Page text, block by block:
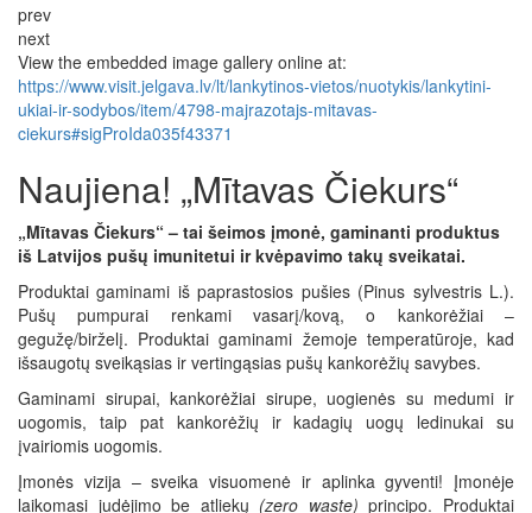
prev
next
View the embedded image gallery online at:
https://www.visit.jelgava.lv/lt/lankytinos-vietos/nuotykis/lankytini-
ukiai-ir-sodybos/item/4798-majrazotajs-mitavas-
ciekurs#sigProIda035f43371
Naujiena! „Mītavas Čiekurs“
„Mītavas Čiekurs“ – tai šeimos įmonė, gaminanti produktus
iš Latvijos pušų imunitetui ir kvėpavimo takų sveikatai.
Produktai gaminami iš paprastosios pušies (Pinus sylvestris L.).
Pušų pumpurai renkami vasarį/kovą, o kankorėžiai –
gegužę/birželį. Produktai gaminami žemoje temperatūroje, kad
išsaugotų sveikąsias ir vertingąsias pušų kankorėžių savybes.
Gaminami sirupai, kankorėžiai sirupe, uogienės su medumi ir
uogomis, taip pat kankorėžių ir kadagių uogų ledinukai su
įvairiomis uogomis.
Įmonės vizija – sveika visuomenė ir aplinka gyventi! Įmonėje
laikomasi judėjimo be atliekų (zero waste) principo. Produktai